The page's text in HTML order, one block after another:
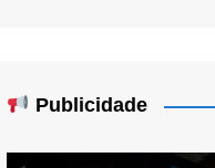
Publicidade